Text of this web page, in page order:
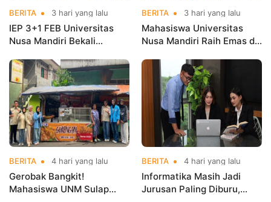
BERITA 3 hari yang lalu
IEP 3+1 FEB Universitas
Nusa Mandiri Bekali
Kerja Sebelum Lulus
BERITA 3 hari yang lalu
Mahasiswa Universitas
Nusa Mandiri Raih Emas di
Indonesia Open
Championships 2026
BERITA 4 hari yang lalu
Gerobak Bangkit!
Mahasiswa UNM Sulap
BERITA 4 hari yang lalu
Informatika Masih Jadi
Jurusan Paling Diburu,